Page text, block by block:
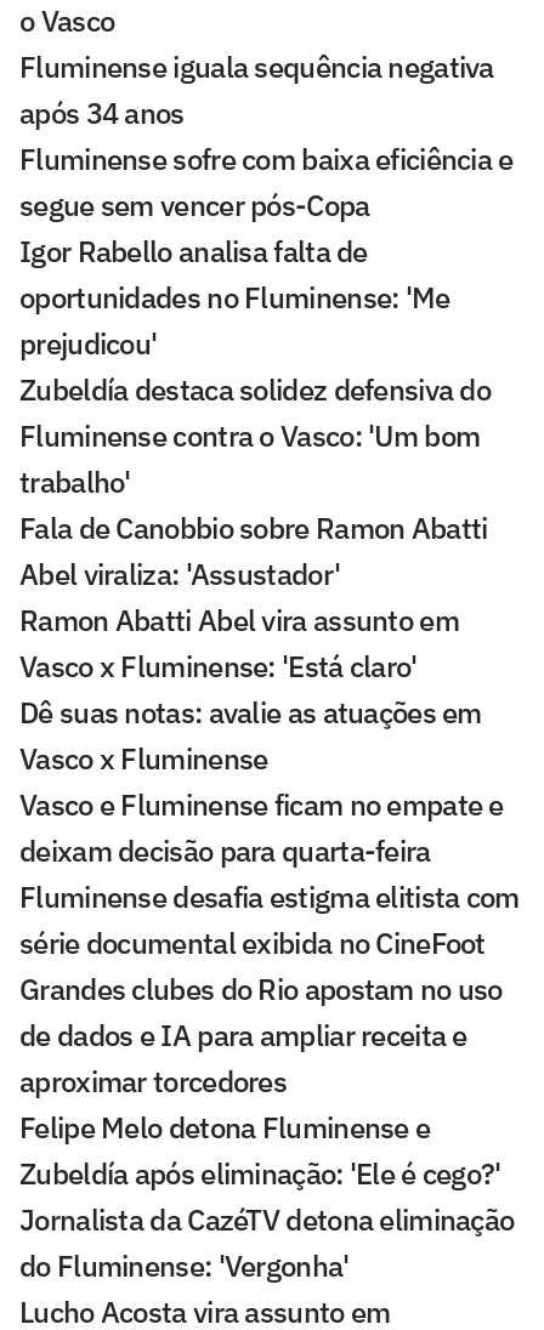
o Vasco
Fluminense iguala sequência negativa
após 34 anos
Fluminense sofre com baixa eficiência e
segue sem vencer pós-Copa
Igor Rabello analisa falta de
oportunidades no Fluminense: 'Me
prejudicou'
Zubeldía destaca solidez defensiva do
Fluminense contra o Vasco: 'Um bom
trabalho'
Fala de Canobbio sobre Ramon Abatti
Abel viraliza: 'Assustador'
Ramon Abatti Abel vira assunto em
Vasco x Fluminense: 'Está claro'
Dê suas notas: avalie as atuações em
Vasco x Fluminense
Vasco e Fluminense ficam no empate e
deixam decisão para quarta-feira
Fluminense desafia estigma elitista com
série documental exibida no CineFoot
Grandes clubes do Rio apostam no uso
de dados e IA para ampliar receita e
aproximar torcedores
Felipe Melo detona Fluminense e
Zubeldía após eliminação: 'Ele é cego?'
Jornalista da CazéTV detona eliminação
do Fluminense: 'Vergonha'
Lucho Acosta vira assunto em